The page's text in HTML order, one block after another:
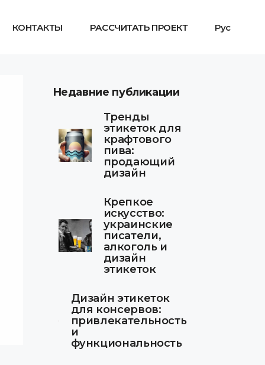
КОНТАКТЫ РАССЧИТАТЬ ПРОЕКТ Рус
Недавние публикации
Тренды
этикеток для
крафтового
пива:
продающий
дизайн
Крепкое
искусство:
украинские
писатели,
алкоголь и
дизайн
этикеток
Дизайн этикеток
для консервов:
привлекательность
и
функциональность